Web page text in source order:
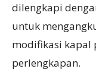
dilengkapi
untuk
modifikasi kapal
perlengkapan.